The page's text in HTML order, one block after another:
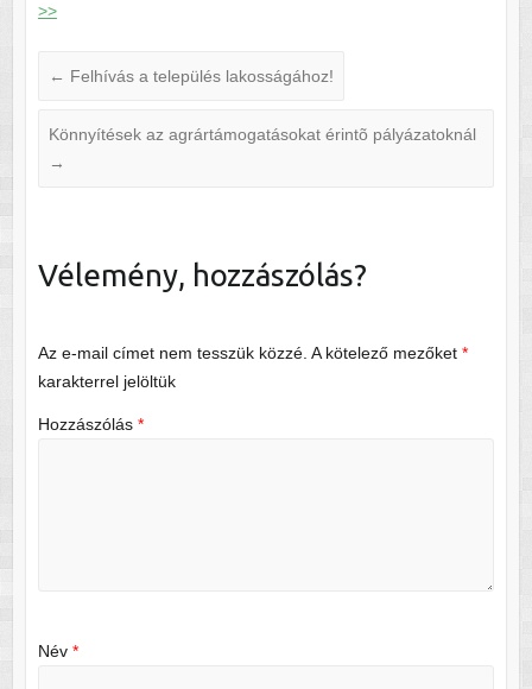
>>
← Felhívás a település lakosságához!
Könnyítések az agrártámogatásokat érintõ pályázatoknál
→
Vélemény, hozzászólás?
Az e-mail címet nem tesszük közzé. A kötelező mezőket *
karakterrel jelöltük
Hozzászólás *
Név *